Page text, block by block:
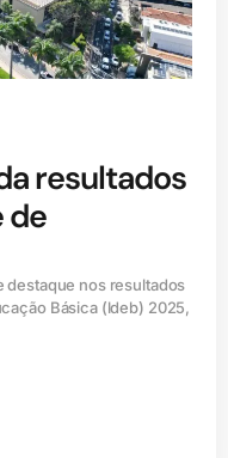
resultados
de
destaque nos resultados
Básica (ldeb) 2025,